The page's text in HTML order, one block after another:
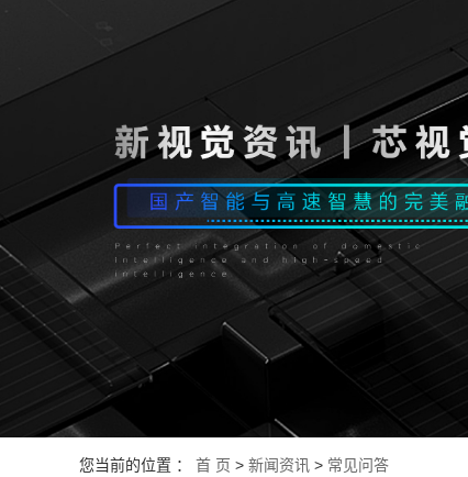
您当前的位置 ： 首 页 > 新闻资讯 > 常见问答